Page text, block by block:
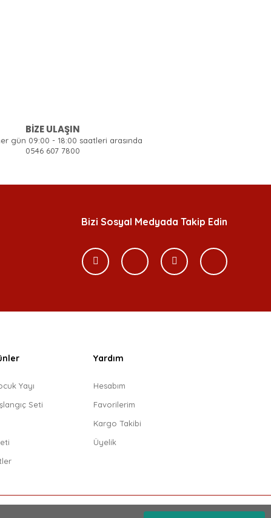
BİZE ULAŞIN
gün 09:00 - 18:00 saatleri arasında
0546 607 7800
Bizi Sosyal Medyada Takip Edin
Yayı
Seti
Yardım
Hesabım
Favorilerim
Kargo Takibi
Üyelik